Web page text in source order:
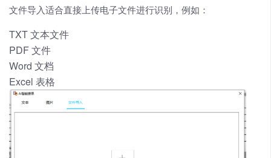
文件导入适合直接上传电子文件进行识别，例如：
TXT 文本文件
PDF 文件
Word 文档
Excel 表格